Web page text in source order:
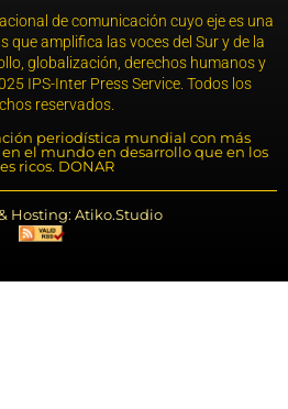
de comunicación cuyo eje es una
que amplifica las voces del Sur y de la
globalización, derechos humanos y
IPS-Inter Press Service. Todos los
reservados.
periodística mundial con más
el mundo en desarrollo que en los
ricos. DONAR
Hosting: Atiko.Studio